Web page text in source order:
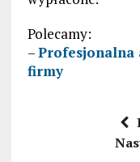
Polecamy:
–Profesjonalna
firmy